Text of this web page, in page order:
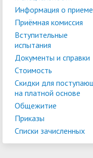
Информация о приеме
Приёмная комиссия
Вступительные
испытания
Документы и справки
Стоимость
Скидки для
на платной основе
Общежитие
Приказы
Списки зачисленных